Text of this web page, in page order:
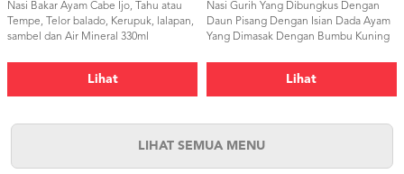
Nasi Bakar Ayam Cabe Ijo, Tahu atau
Tempe, Telor balado, Kerupuk, lalapan,
sambel dan Air Mineral 330ml
Lihat
Nasi Gurih Yang Dibungkus Dengan
Daun Pisang Dengan Isian Dada Ayam
Yang Dimasak Dengan Bumbu Kuning
Dibungkus Kemudian Nasi Dibakar Dan
Begitu Bungkus Dibuka Bau Harum
Ayam Woku Tidak Pedas Sehingga Bisa
Lihat
LIHAT SEMUA MENU